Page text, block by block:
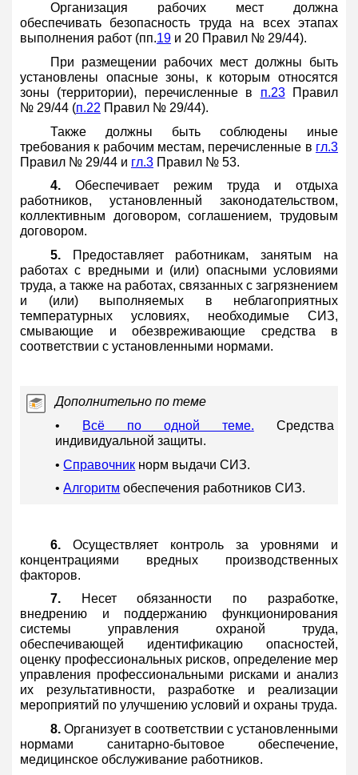
Организация рабочих мест должна
обеспечивать безопасность труда на всех этапах
выполнения работ (пп.19 и 20 Правил № 29/44).
При размещении рабочих мест должны быть
установлены опасные зоны, к которым относятся
зоны (территории), перечисленные в п.23Правил
№ 29/44 (п.22 Правил № 29/44).
Также должны быть соблюдены иные
требования к рабочим местам, перечисленные в гл.3
Правил № 29/44 и гл.3 Правил № 53.
4.Обеспечивает режим труда и отдыха
работников, установленный законодательством,
коллективным договором, соглашением, трудовым
договором.
5.Предоставляет работникам, занятым на
работах с вредными и (или) опасными условиями
труда, а также на работах, связанных с загрязнением
и (или) выполняемых в неблагоприятных
температурных условиях, необходимые СИЗ,
смывающие и обезвреживающие средства в
соответствии с установленными нормами.
Дополнительно по теме
•
Всё по одной теме. Средства
индивидуальной защиты.
•Справочник норм выдачи СИЗ.
•Алгоритм обеспечения работников СИЗ.
6.Осуществляет контроль за уровнями и
концентрациями вредных производственных
факторов.
7.Несет обязанности по разработке,
внедрению и поддержанию функционирования
системы управления охраной труда,
обеспечивающей идентификацию опасностей,
оценку профессиональных рисков, определение мер
управления профессиональными рисками и анализ
их результативности, разработке и реализации
мероприятий по улучшению условий и охраны труда.
8.Организует в соответствии с установленными
нормами санитарно-бытовое обеспечение,
медицинское обслуживание работников.